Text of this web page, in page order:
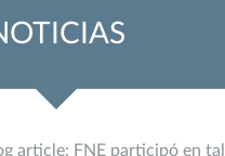
article: FNE participó en